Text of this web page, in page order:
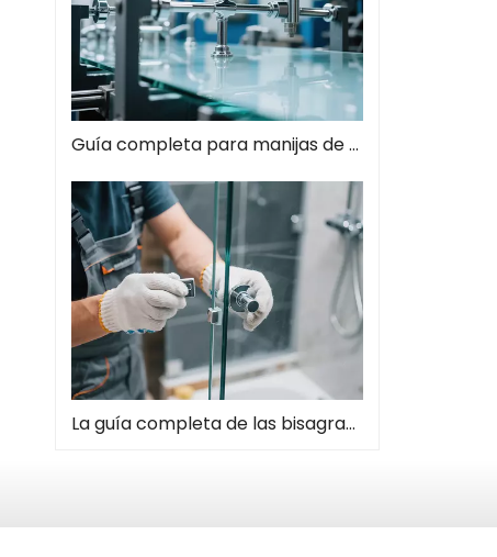
Guía completa para manijas de tiros de vidrio: el estilo se encuentra con la función
La guía completa de las bisagras de la puerta de la ducha: tipos, instalación y mantenimiento